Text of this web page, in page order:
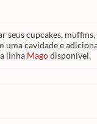
seus cupcakes,
cavidade e
linha Magodisponível.